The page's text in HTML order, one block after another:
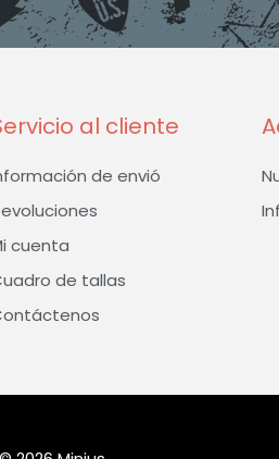
al cliente
de envió
cuenta
de tallas